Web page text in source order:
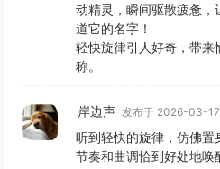
动精灵，瞬间驱散疲惫
道它的名字！
轻快旋律引人好奇，带来
称。
岸边声 发布于 2026-03-
听到轻快的旋律，仿佛
节奏和曲调恰到好处地唤